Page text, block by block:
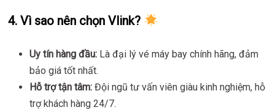
4. Vì sao nên chọn Vlink?
Uy tín hàng đầu: Là đại lý vé máy bay chính hãng, đảm
bảo giá tốt nhất.
Hỗ trợ tận tâm: Đội ngũ tư vấn viên giàu kinh nghiệm, hỗ
trợ khách hàng 24/7.